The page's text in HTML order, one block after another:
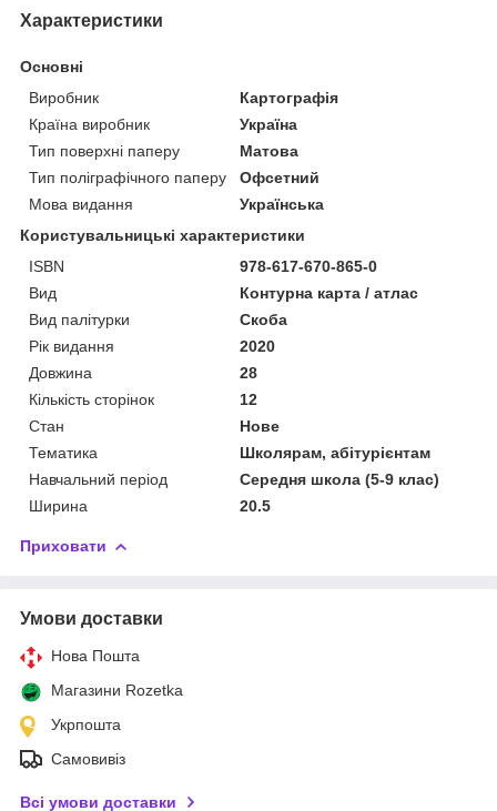
Характеристики
Основні
Виробник
Картографія
Країна виробник
Україна
Тип поверхні паперу
Матова
Тип поліграфічного паперу
Офсетний
Мова видання
Українська
Користувальницькі характеристики
ISBN
978-617-670-865-0
Вид
Контурна карта / атлас
Вид палітурки
Скоба
Рік видання
2020
Довжина
28
Кількість сторінок
12
Стан
Нове
Тематика
Школярам, абітурієнтам
Навчальний період
Середня школа (5-9 клас)
Ширина
20.5
Приховати
Умови доставки
Нова Пошта
Магазини Rozetka
Укрпошта
Самовивіз
Всі умови доставки